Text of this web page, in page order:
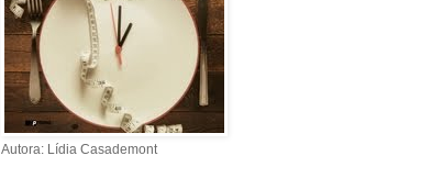
Autora: Lídia Casademont